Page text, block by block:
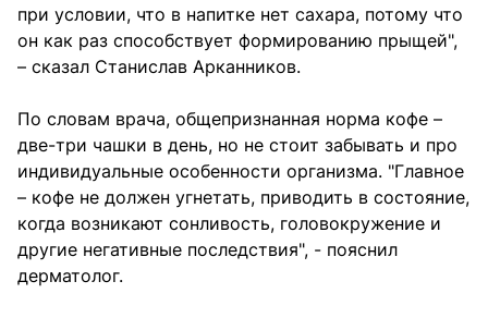
при условии, что в напитке нет сахара, потому что
он как раз способствует формированию прыщей",
– сказал Станислав Арканников.
По словам врача, общепризнанная норма кофе –
две-три чашки в день, но не стоит забывать и про
индивидуальные особенности организма. "Главное
– кофе не должен угнетать, приводить в состояние,
когда возникают сонливость, головокружение и
другие негативные последствия", - пояснил
дерматолог.